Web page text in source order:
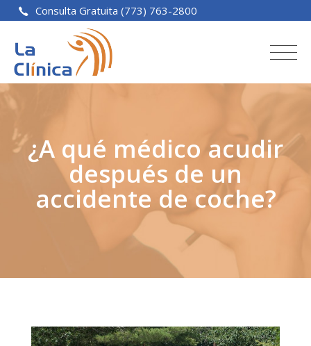
Consulta Gratuita (773) 763-2800
¿A qué médico acudir
después de un
accidente de coche?